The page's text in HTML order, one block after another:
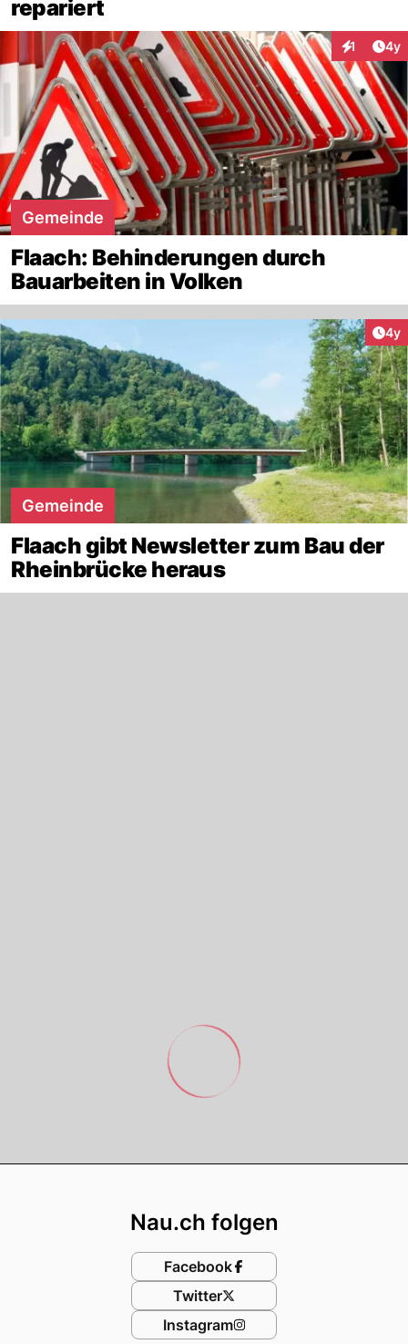
repariert
1 4y
Gemeinde
Flaach: Behinderungen durch
Bauarbeiten in Volken
4y
Gemeinde
Flaach gibt Newsletter zum Bau der
Rheinbrücke heraus
Nau.ch folgen
Facebook
Twitter
Instagram